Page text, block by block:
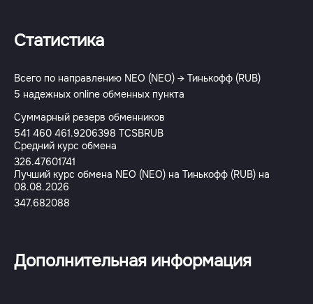
Статистика
Всего по направлению NEO (NEO) → Тинькофф (RUB)
5 надежных online обменных пункта
Суммарный резерв обменников
541 460 461.9206398 TCSBRUB
Средний курс обмена
326.47601741
Лучший курс обмена NEO (NEO) на Тинькофф (RUB) на
08.08.2026
347.682088
Дополнительная информация